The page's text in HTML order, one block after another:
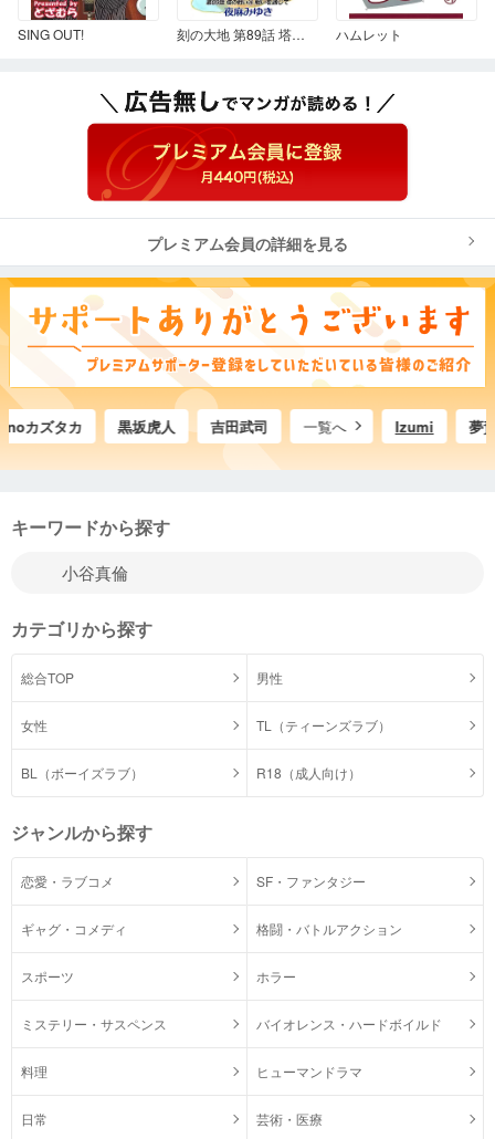
SING OUT! 刻の大地 第89話 塔の戦い 18 戦いを通じて ハムレット
プレミアム会員の詳細を見る
ズタカ 黒坂虎人 吉田武司 一覧へ Izumi 夢賀
キーワードから探す
カテゴリから探す
総合TOP 男性
女性 TL（ティーンズラブ）
BL（ボーイズラブ） R18（成人向け）
ジャンルから探す
恋愛・ラブコメ SF・ファンタジー
ギャグ・コメディ 格闘・バトルアクション
スポーツ ホラー
ミステリー・サスペンス バイオレンス・ハードボイルド
料理 ヒューマンドラマ
日常 芸術・医療